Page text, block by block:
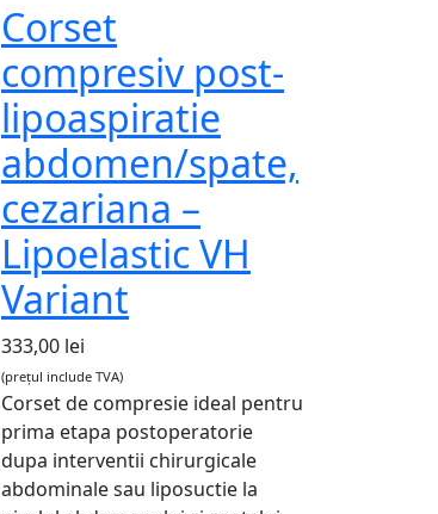
Corset
compresiv post-
lipoaspiratie
abdomen/spate,
cezariana –
Lipoelastic VH
Variant
333,00 lei
(prețul include TVA)
Corset de compresie ideal pentru
prima etapa postoperatorie
dupa interventii chirurgicale
abdominale sau liposuctie la